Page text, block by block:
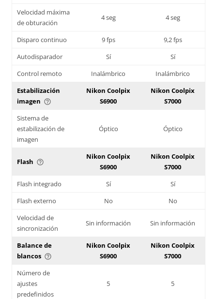
Velocidad máxima
de obturación
4 seg 4 seg
Disparo continuo 9 fps
9,2 fps
Autodisparador
Sí
Sí
Control remoto
Inalámbrico
Inalámbrico
Estabilización
imagen help_outline
Nikon Coolpix
S6900
Nikon Coolpix
S7000
Sistema de
estabilización de
imagen
Óptico Óptico
Flash help_outline
Nikon Coolpix
S6900
Nikon Coolpix
S7000
Flash integrado
Sí
Sí
Flash externo
No
No
Velocidad de
sincronización
Sin información Sin información
Balance de
blancos help_outline
Nikon Coolpix
S6900
Nikon Coolpix
S7000
Número de
ajustes
predefinidos
5 5